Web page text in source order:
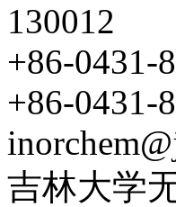
130012
+86-0431-
+86-0431-
吉林大学